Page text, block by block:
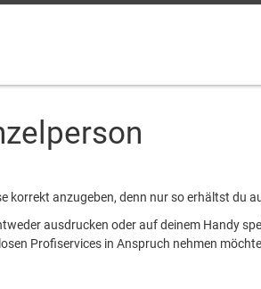
korrekt anzugeben, denn nur so erhältst du
ausdrucken oder auf deinem Handy
Profiservices in Anspruch nehmen